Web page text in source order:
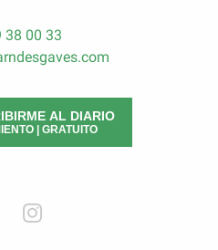
38 00 33
AL DIARIO
| GRATUITO